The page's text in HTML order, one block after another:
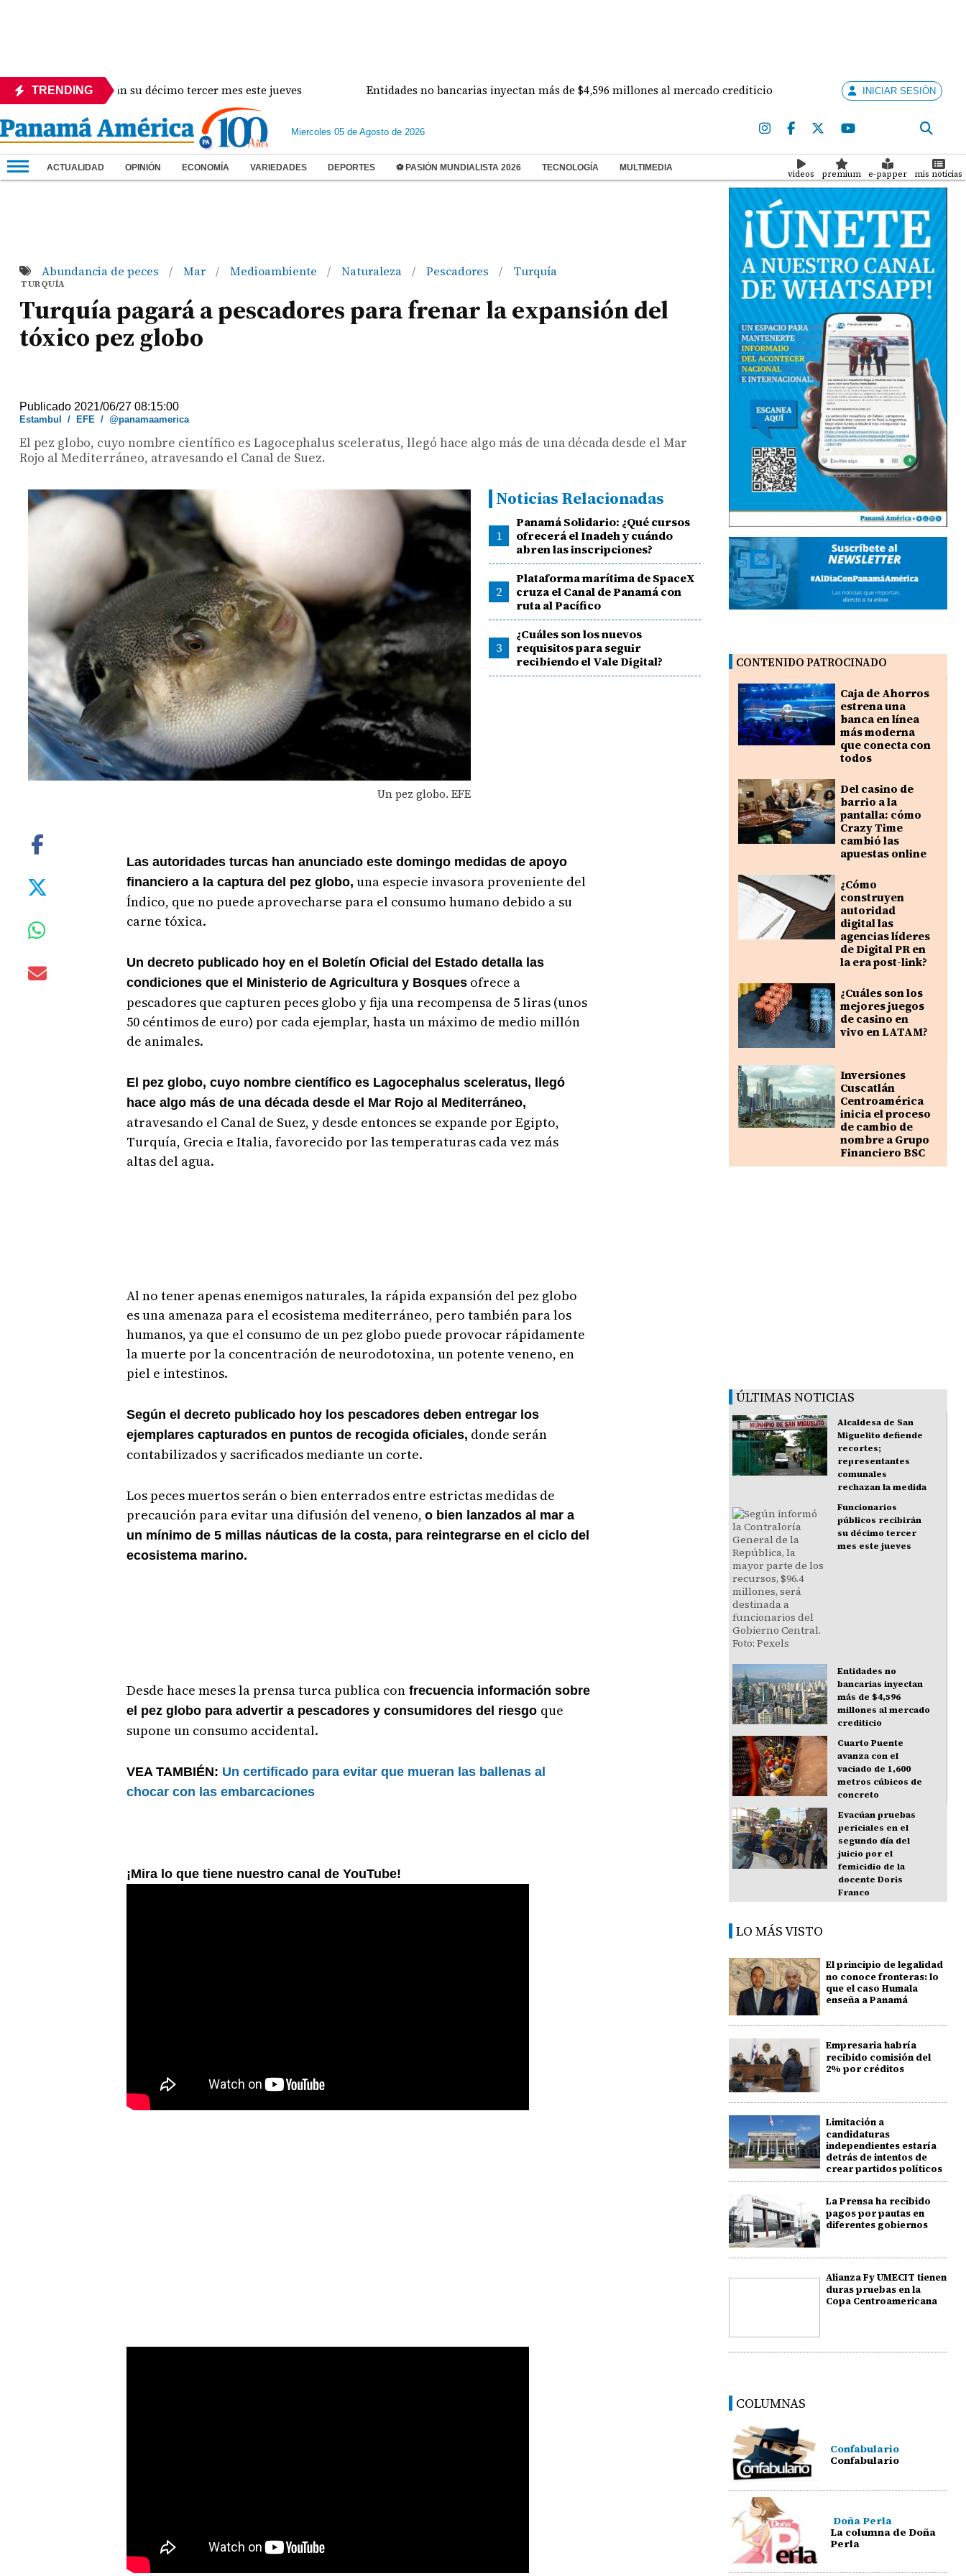
TRENDING
recibirán su décimo tercer mes este jueves Entidades no bancarias inyectan más de $4,596 millones al mercado crediticio Cuarto Puente avanza con el
INICIAR SESIÓN
Miercoles 05 de Agosto de 2026
ACTUALIDAD OPINIÓN ECONOMÍA VARIEDADES DEPORTES ⚽ PASIÓN MUNDIALISTA 2026 TECNOLOGÍA MULTIMEDIA
videos premium e-papper mis noticias
Abundancia de peces / Mar / Medioambiente / Naturaleza / Pescadores / Turquía
TURQUÍA
Turquía pagará a pescadores para frenar la expansión del
tóxico pez globo
Publicado 2021/06/27 08:15:00
Estambul / EFE /@panamaamerica
El pez globo, cuyo nombre científico es Lagocephalus sceleratus, llegó hace algo más de una década desde el Mar
Rojo al Mediterráneo, atravesando el Canal de Suez.
Un pez globo. EFE
Noticias Relacionadas
1
Panamá Solidario: ¿Qué cursos
ofrecerá el Inadeh y cuándo
abren las inscripciones?
2
Plataforma marítima de SpaceX
cruza el Canal de Panamá con
ruta al Pacífico
3
¿Cuáles son los nuevos
requisitos para seguir
recibiendo el Vale Digital?
Las autoridades turcas han anunciado este domingo medidas de apoyo
financiero a la captura del pez globo, una especie invasora proveniente del
Índico, que no puede aprovecharse para el consumo humano debido a su
carne tóxica.
Un decreto publicado hoy en el Boletín Oficial del Estado detalla las
condiciones que el Ministerio de Agricultura y Bosquesofrece a
pescadores que capturen peces globo y fija una recompensa de 5 liras (unos
50 céntimos de euro) por cada ejemplar, hasta un máximo de medio millón
de animales.
El pez globo, cuyo nombre científico es Lagocephalus sceleratus, llegó
hace algo más de una década desde el Mar Rojo al Mediterráneo,
atravesando el Canal de Suez, y desde entonces se expande por Egipto,
Turquía, Grecia e Italia, favorecido por las temperaturas cada vez más
altas del agua.
Al no tener apenas enemigos naturales, la rápida expansión del pez globo
es una amenaza para el ecosistema mediterráneo, pero también para los
humanos, ya que el consumo de un pez globo puede provocar rápidamente
la muerte por la concentración de neurodotoxina, un potente veneno, en
piel e intestinos.
Según el decreto publicado hoy los pescadores deben entregar los
ejemplares capturados en puntos de recogida oficiales, donde serán
contabilizados y sacrificados mediante un corte.
Los peces muertos serán o bien enterrados entre estrictas medidas de
precaución para evitar una difusión del veneno, o bien lanzados al mar a
un mínimo de 5 millas náuticas de la costa, para reintegrarse en el ciclo del
ecosistema marino.
Desde hace meses la prensa turca publica confrecuencia información sobre
el pez globo para advertir a pescadores y consumidores del riesgo que
supone un consumo accidental.
VEA TAMBIÉN: Un certificado para evitar que mueran las ballenas al
chocar con las embarcaciones
¡Mira lo que tiene nuestro canal de YouTube!
CONTENIDO PATROCINADO
Caja de Ahorros
estrena una
banca en línea
más moderna
que conecta con
todos
Del casino de
barrio a la
pantalla: cómo
Crazy Time
cambió las
apuestas online
¿Cómo
construyen
autoridad
digital las
agencias líderes
de Digital PR en
la era post-link?
¿Cuáles son los
mejores juegos
de casino en
vivo en LATAM?
Inversiones
Cuscatlán
Centroamérica
inicia el proceso
de cambio de
nombre a Grupo
Financiero BSC
ÚLTIMAS NOTICIAS
Alcaldesa de San
Miguelito defiende
recortes;
representantes
comunales
rechazan la medida
Funcionarios
públicos recibirán
su décimo tercer
mes este jueves
Entidades no
bancarias inyectan
más de $4,596
millones al mercado
crediticio
Cuarto Puente
avanza con el
vaciado de 1,600
metros cúbicos de
concreto
Evacúan pruebas
periciales en el
segundo día del
juicio por el
femicidio de la
docente Doris
Franco
LO MÁS VISTO
El principio de legalidad
no conoce fronteras: lo
que el caso Humala
enseña a Panamá
Empresaria habría
recibido comisión del
2% por créditos
Limitación a
candidaturas
independientes estaría
detrás de intentos de
crear partidos políticos
La Prensa ha recibido
pagos por pautas en
diferentes gobiernos
Alianza Fy UMECIT tienen
duras pruebas en la
Copa Centroamericana
COLUMNAS
Confabulario
Confabulario
Doña Perla
La columna de Doña
Perla